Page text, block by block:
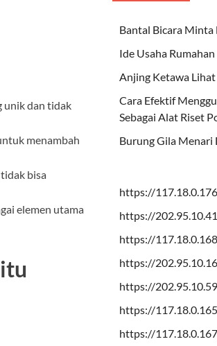
unik dan tidak
menambah
bisa
elemen utama
Bantal Bicara Minta
Ide Usaha
Anjing Ketawa
Cara Efektif
Sebagai Alat Riset
Burung Gila Menari
https://
https://
https://
https://
https://
https://
https://